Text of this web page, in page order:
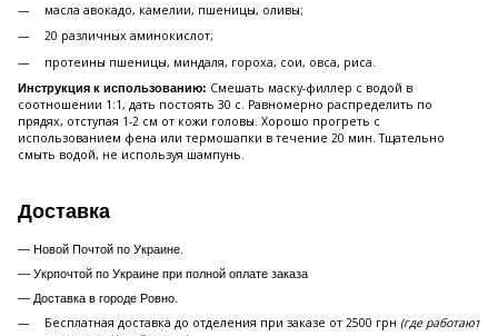
масла авокадо, камелии, пшеницы, оливы;
20 различных аминокислот;
протеины пшеницы, миндаля, гороха, сои, овса, риса.
Инструкция к использованию: Смешать маску-филлер с водой в
соотношении 1:1, дать постоять 30 с. Равномерно распределить по
прядях, отступая 1-2 см от кожи головы. Хорошо прогреть с
использованием фена или термошапки в течение 20 мин. Тщательно
смыть водой, не используя шампунь.
Доставка
— Новой Почтой по Украине.
— Укрпочтой по Украине при полной оплате заказа
— Доставка в городе Ровно.
Бесплатная доставка до отделения при заказе от 2500 грн (где работают